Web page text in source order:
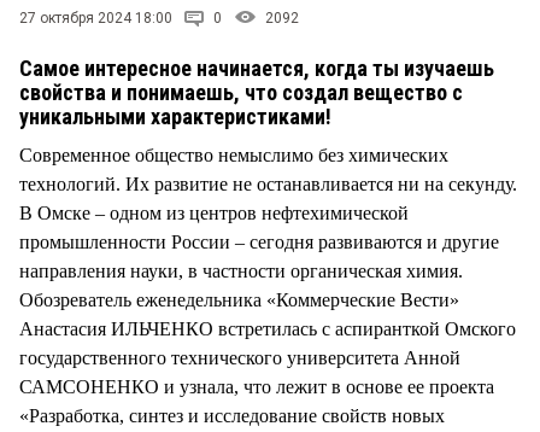
27 октября 2024 18:00 0 2092
Cамое интересное начинается, когда ты изучаешь
свойства и понимаешь, что создал вещество с
уникальными характеристиками!
Современное общество немыслимо без химических
технологий. Их развитие не останавливается ни на секунду.
В Омске – одном из центров нефтехимической
промышленности России – сегодня развиваются и другие
направления науки, в частности органическая химия.
Обозреватель еженедельника «Коммерческие Вести»
Анастасия ИЛЬЧЕНКО встретилась с аспиранткой Омского
государственного технического университета Анной
САМСОНЕНКО и узнала, что лежит в основе ее проекта
«Разработка, синтез и исследование свойств новых